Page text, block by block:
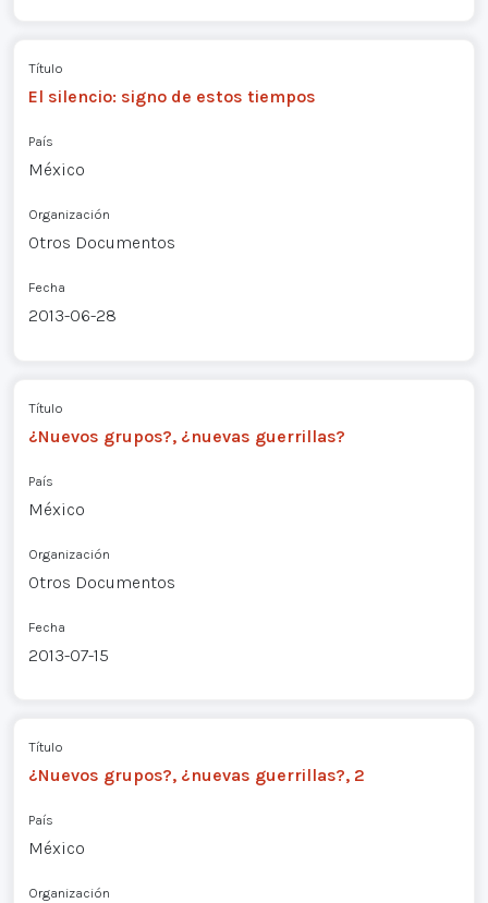
Título
El silencio: signo de estos tiempos
País
México
Organización
Otros Documentos
Fecha
2013-06-28
Título
¿Nuevos grupos?, ¿nuevas guerrillas?
País
México
Organización
Otros Documentos
Fecha
2013-07-15
Título
¿Nuevos grupos?, ¿nuevas guerrillas?, 2
País
México
Organización